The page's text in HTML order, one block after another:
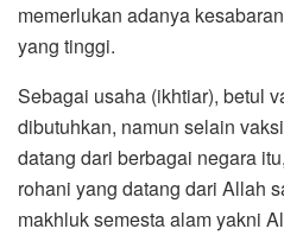
memerlukan adanya
yang tinggi.
Sebagai usaha (ikhtiar), betul
dibutuhkan, namun selain
datang dari berbagai negara
rohani yang datang dari Allah
makhluk semesta alam yakni